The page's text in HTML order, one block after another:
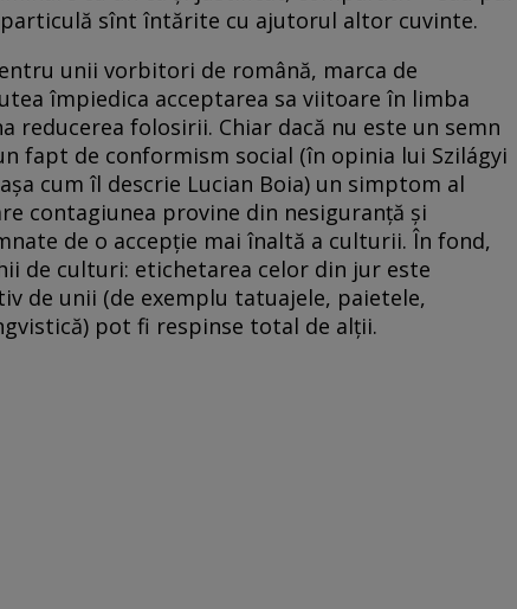
sînt întărite cu ajutorul altor cuvinte.
unii vorbitori de română, marca de
împiedica acceptarea sa viitoare în limba
reducerea folosirii. Chiar dacă nu este un semn
fapt de conformism social (în opinia lui Szilágyi
cum îl descrie Lucian Boia) un simptom al
contagiunea provine din nesiguranţă şi
de o accepţie mai înaltă a culturii. În fond,
de culturi: etichetarea celor din jur este
de unii (de exemplu tatuajele, paietele,
pot fi respinse total de alţii.